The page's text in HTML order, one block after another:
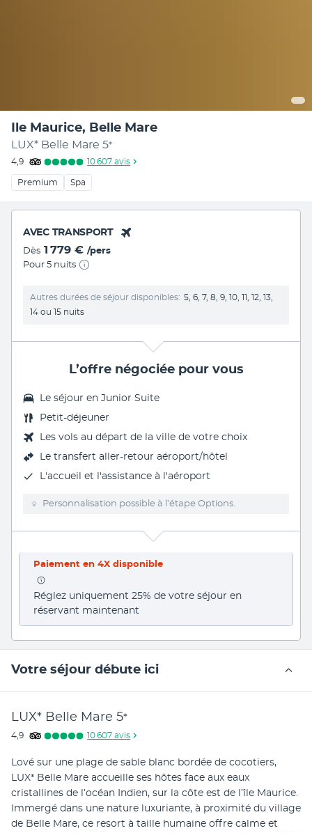
Ile Maurice, Belle Mare
LUX* Belle Mare 5*
4,9 10 607 avis
Premium Spa
AVEC TRANSPORT
Dès 1 779 € /pers
Pour 5 nuits
Autres durées de séjour disponibles
5, 6, 7, 8, 9, 10, 11, 12, 13,
14 ou 15 nuits
L’offre négociée pour vous
Le séjour en Junior Suite
Petit-déjeuner
Les vols au départ de la ville de votre choix
Le transfert aller-retour aéroport/hôtel
L'accueil et l'assistance à l'aéroport
Personnalisation possible à l’étape Options.
Paiement en 4X disponible
Réglez uniquement 25% de votre séjour en
réservant maintenant
Votre séjour débute ici
LUX* Belle Mare 5*
4,9 10 607 avis
Lové sur une plage de sable blanc bordée de cocotiers,
LUX* Belle Mare accueille ses hôtes face aux eaux
cristallines de l’océan Indien, sur la côte est de l’île Maurice.
Immergé dans une nature luxuriante, à proximité du village
de Belle Mare, ce resort à taille humaine offre calme et